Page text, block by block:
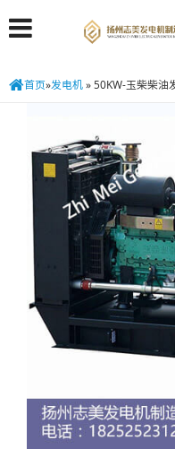
首页»发电机»50KW-玉柴柴油